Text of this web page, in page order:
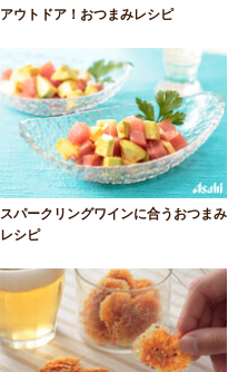
アウトドア！おつまみレシピ
スパークリングワインに合うおつまみ
レシピ